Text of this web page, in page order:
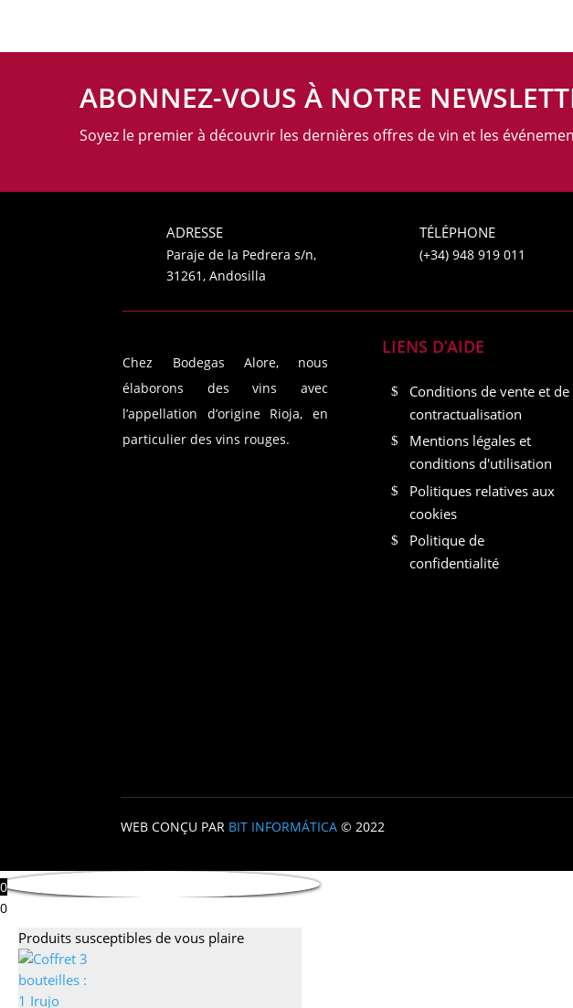
ABONNEZ-VOUS À NOTRE
Soyez le premier à découvrir les dernières offres de vin et les
ADRESSE
Paraje de la Pedrera s/n,
31261, Andosilla
TÉLÉPHONE
(+34) 948 919 011
Chez Bodegas Alore, nous
élaborons des vins avec
l’appellation d’origine Rioja, en
particulier des vins rouges.
LIENS D’AIDE
Conditions de vente et de
contractualisation
Mentions légales et
conditions d'utilisation
Politiques relatives aux
cookies
Politique de
confidentialité
WEB CONÇU PAR BIT INFORMÁTICA © 2022
0
0
Produits susceptibles de vous plaire